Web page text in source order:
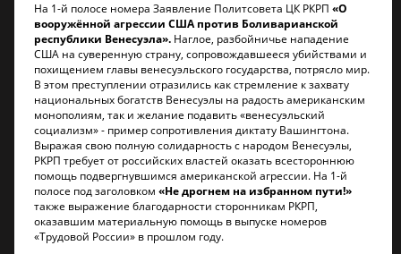
На 1-й полосе номера Заявление Политсовета ЦК РКРП«О
вооружённой агрессии США против Боливарианской
республики Венесуэла». Наглое, разбойничье нападение
США на суверенную страну, сопровождавшееся убийствами и
похищением главы венесуэльского государства, потрясло мир.
В этом преступлении отразились как стремление к захвату
национальных богатств Венесуэлы на радость американским
монополиям, так и желание подавить «венесуэльский
социализм» - пример сопротивления диктату Вашингтона.
Выражая свою полную солидарность с народом Венесуэлы,
РКРП требует от российских властей оказать всестороннюю
помощь подвергнувшимся американской агрессии. На 1-й
полосе под заголовком«Не дрогнем на избранном пути!»
также выражение благодарности сторонникам РКРП,
оказавшим материальную помощь в выпуске номеров
«Трудовой России» в прошлом году.